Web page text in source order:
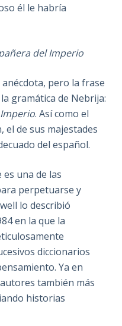
él le habría
del Imperio
pero la frase
gramática de Nebrija:
. Así como el
el de sus majestades
del español.
una de las
perpetuarse y
lo describió
en la que la
diccionarios
Ya en
también más
historias